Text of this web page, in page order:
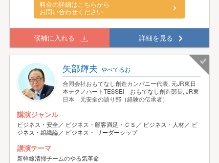
料金の詳細はこちらから
お問い合わせください
候補に入れる 詳細を見る
矢部輝夫 やべてるお
合同会社おもてなし創造カンパニー代表, 元JR東日
本テクノハートTESSEI おもてなし創造部長, JR東
日本 元安全の語り部（経験の伝承者）
講演ジャンル
ビジネス・安全／ ビジネス・顧客満足・ＣＳ／ ビジネス・人材／ ビ
ジネス・組織論／ ビジネス・ リーダーシップ
講演テーマ
新幹線清掃チームのやる気革命